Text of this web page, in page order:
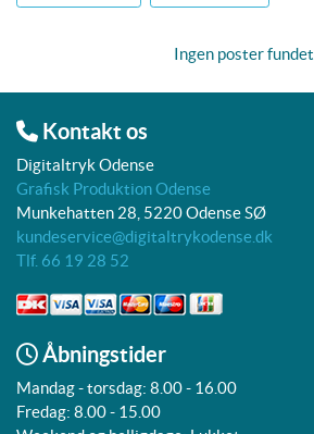
Ingen poster fundet
Kontakt os
Digitaltryk Odense
Grafisk Produktion Odense
Munkehatten 28, 5220 Odense SØ
kundeservice@digitaltrykodense.dk
Tlf. 66 19 28 52
Åbningstider
Mandag - torsdag: 8.00 - 16.00
Fredag: 8.00 - 15.00